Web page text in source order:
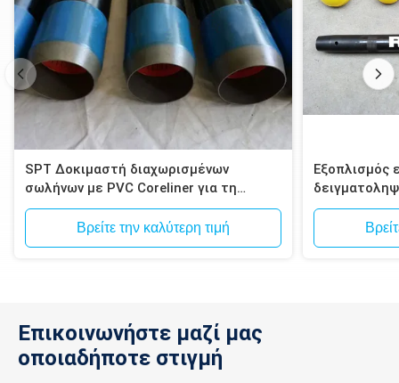
SPT Δοκιμαστή διαχωρισμένων
σωλήνων με PVC Coreliner για τη
δοκιμή εδάφους
Βρείτε την καλύτερη τιμή
Εξοπλισμός
συσκευή
Επικοινωνήστε μαζί μας
οποιαδήποτε στιγμή